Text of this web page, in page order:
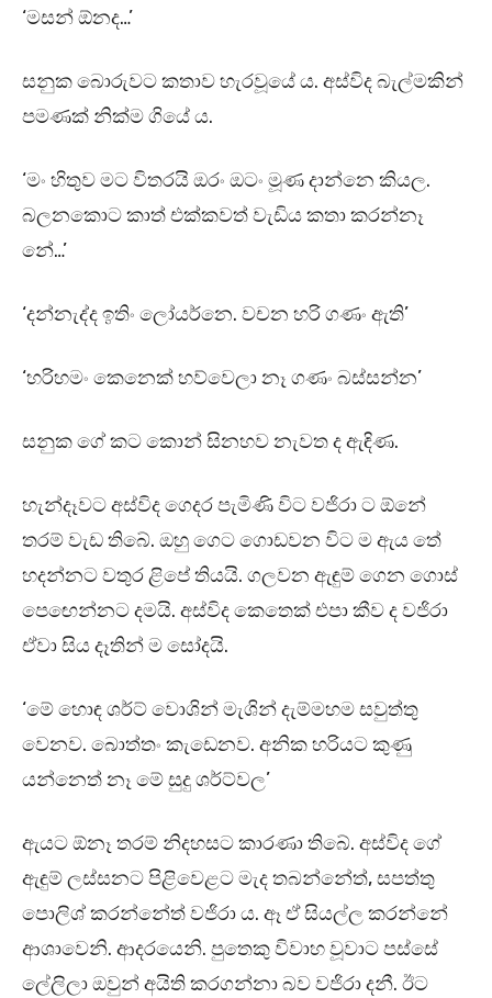
‘මසන් ඕනද…’
සනුක බොරුවට කතාව හැරවූයේ ය. අස්විද බැල්මකින්
පමණක් නික්ම ගියේ ය.
‘මං හිතුව මට විතරයි ඔරං ඔටං මූණ දාන්නෙ කියල.
බලනකොට කාත් එක්කවත් වැඩිය කතා කරන්නෑ
නේ…’
‘දන්නැද්ද ඉතිං ලෝයර්නෙ. වචන හරි ගණං ඇති’
‘හරිහමං කෙනෙක් හව්වෙලා නෑ ගණං බස්සන්න’
සනුක ගේ කට කොන් සිනහව නැවත ද ඇඳිණ.
හැන්දෑවට අස්විද ගෙදර පැමිණි විට වජිරා ට ඕනේ
තරම් වැඩ තිබේ. ඔහු ගෙට ගොඩවන විට ම ඇය තේ
හදන්නට වතුර ළිපේ තියයි. ගලවන ඇඳුම් ගෙන ගොස්
පෙඟෙන්නට දමයි. අස්විද කෙතෙක් එපා කීව ද වජිරා
ඒවා සිය දෑතින් ම සෝදයි.
‘මේ හොඳ ශර්ට් වොශින් මැශින් දැම්මහම සවුත්තු
වෙනව. බොත්තං කැඩෙනව. අනික හරියට කුණු
යන්නෙත් නෑ මේ සුදු ශර්ට්වල’
ඇයට ඕනෑ තරම් නිදහසට කාරණා තිබේ. අස්විද ගේ
ඇඳුම් ලස්සනට පිළිවෙළට මැද තබන්නේත්, සපත්තු
පොලිශ් කරන්නේත් වජිරා ය. ඈ ඒ සියල්ල කරන්නේ
ආශාවෙනි. ආදරයෙනි. පුතෙකු විවාහ වූවාට පස්සේ
ලේලිලා ඔවුන් අයිති කරගන්නා බව වජිරා දනී. ඊට